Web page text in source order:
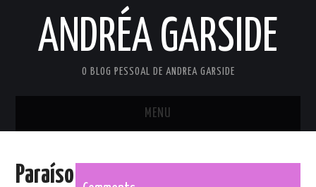
ANDRÉA GARSIDE
O BLOG PESSOAL DE ANDREA GARSIDE
MENU
Paraíso